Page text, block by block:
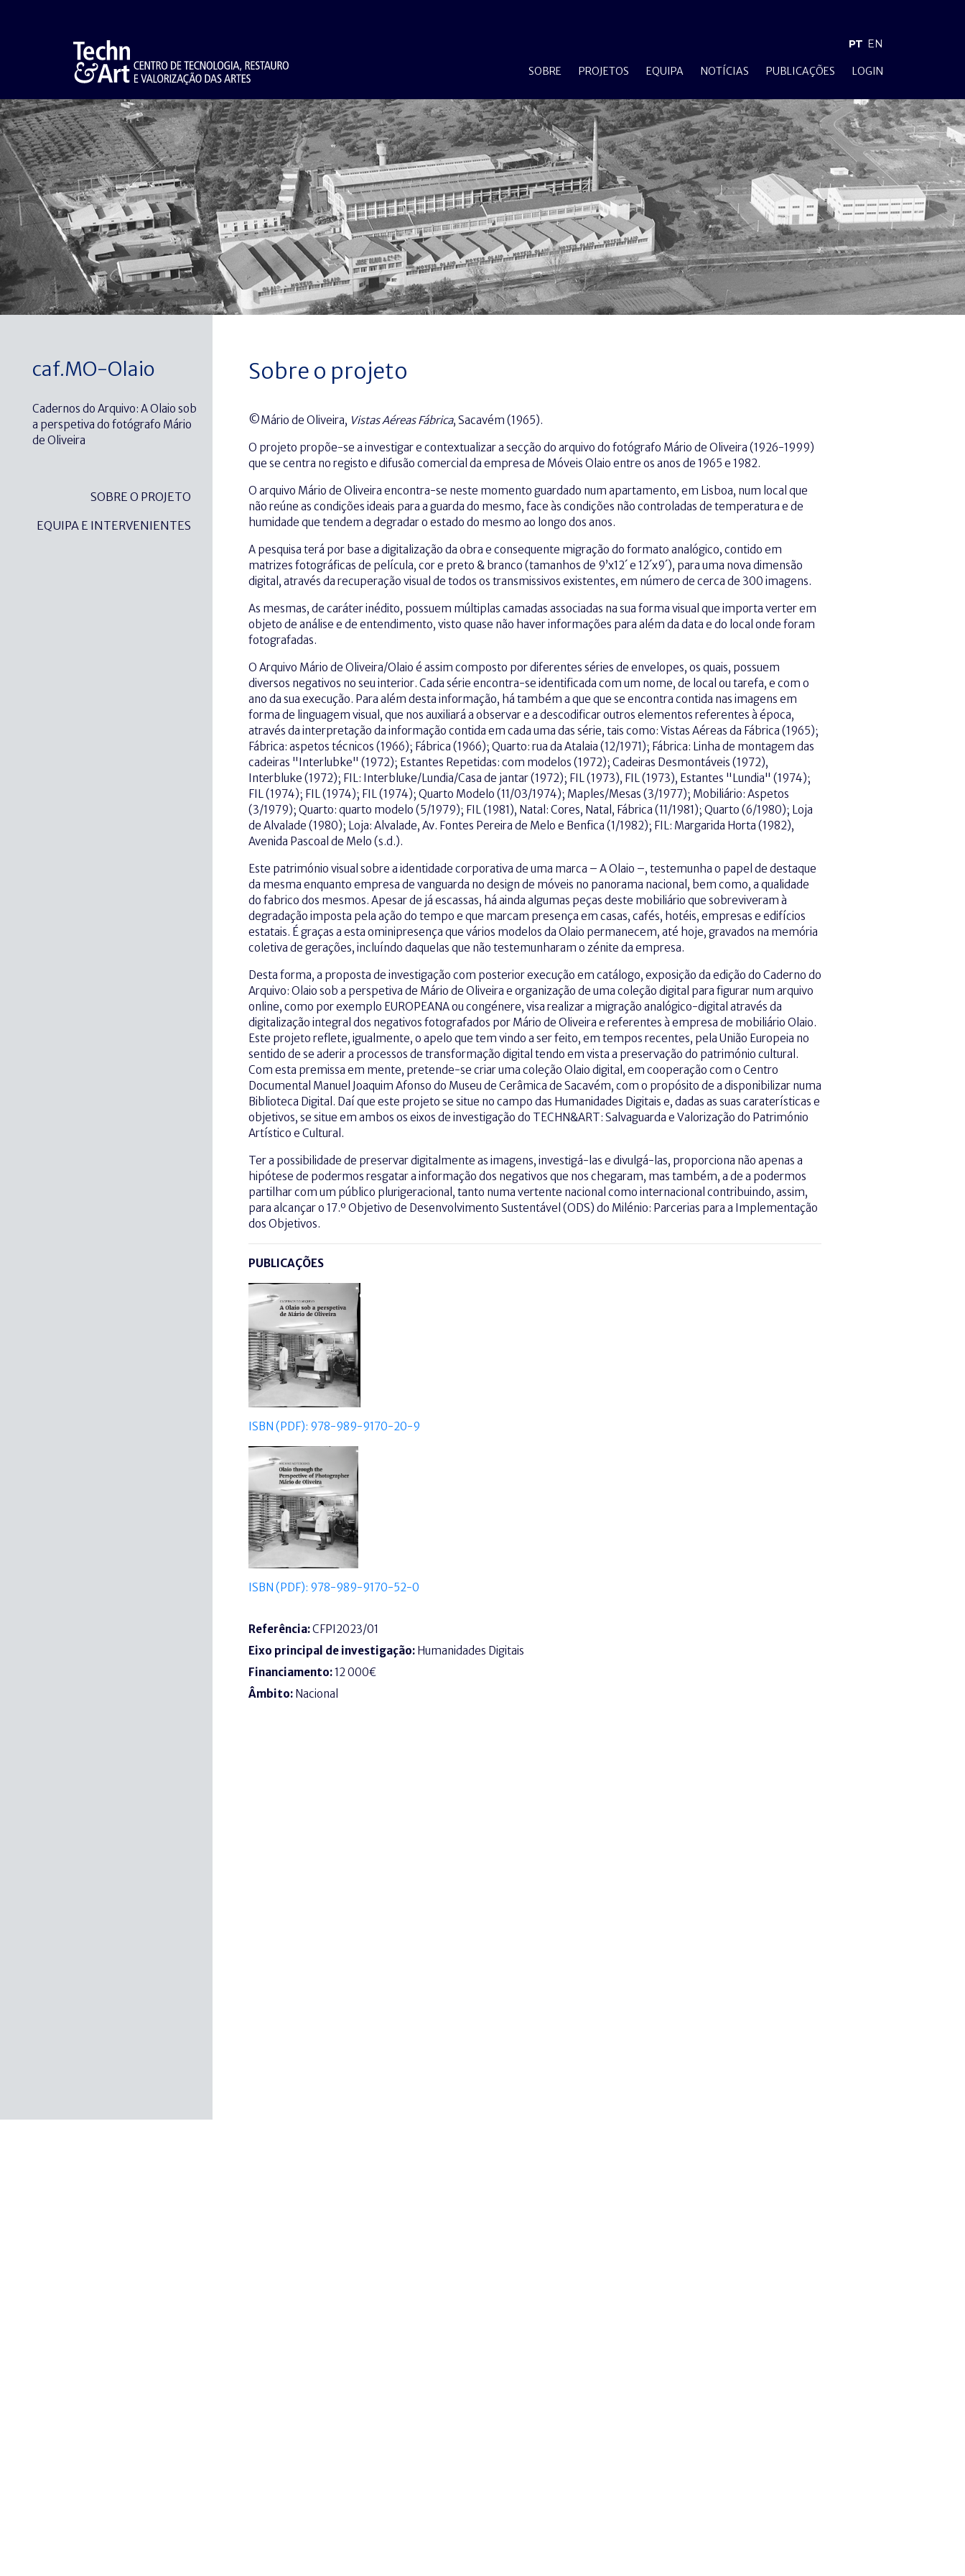
PT EN
SOBRE PROJETOS EQUIPA NOTÍCIAS PUBLICAÇÕES LOGIN
caf.MO-Olaio
Cadernos do Arquivo: A Olaio sob
a perspetiva do fotógrafo Mário
de Oliveira
SOBRE O PROJETO
EQUIPA E INTERVENIENTES
Sobre o projeto
©Mário de Oliveira, Vistas Aéreas Fábrica, Sacavém (1965).
O projeto propõe-se a investigar e contextualizar a secção do arquivo do fotógrafo Mário de Oliveira (1926-1999)
que se centra no registo e difusão comercial da empresa de Móveis Olaio entre os anos de 1965 e 1982.
O arquivo Mário de Oliveira encontra-se neste momento guardado num apartamento, em Lisboa, num local que
não reúne as condições ideais para a guarda do mesmo, face às condições não controladas de temperatura e de
humidade que tendem a degradar o estado do mesmo ao longo dos anos.
A pesquisa terá por base a digitalização da obra e consequente migração do formato analógico, contido em
matrizes fotográficas de película, cor e preto & branco (tamanhos de 9’x12´ e 12´x9´), para uma nova dimensão
digital, através da recuperação visual de todos os transmissivos existentes, em número de cerca de 300 imagens.
As mesmas, de caráter inédito, possuem múltiplas camadas associadas na sua forma visual que importa verter em
objeto de análise e de entendimento, visto quase não haver informações para além da data e do local onde foram
fotografadas.
O Arquivo Mário de Oliveira/Olaio é assim composto por diferentes séries de envelopes, os quais, possuem
diversos negativos no seu interior. Cada série encontra-se identificada com um nome, de local ou tarefa, e com o
ano da sua execução. Para além desta informação, há também a que que se encontra contida nas imagens em
forma de linguagem visual, que nos auxiliará a observar e a descodificar outros elementos referentes à época,
através da interpretação da informação contida em cada uma das série, tais como: Vistas Aéreas da Fábrica (1965);
Fábrica: aspetos técnicos (1966); Fábrica (1966); Quarto: rua da Atalaia (12/1971); Fábrica: Linha de montagem das
cadeiras "Interlubke" (1972); Estantes Repetidas: com modelos (1972); Cadeiras Desmontáveis (1972),
Interbluke (1972); FIL: Interbluke/Lundia/Casa de jantar (1972); FIL (1973), FIL (1973), Estantes "Lundia" (1974);
FIL (1974); FIL (1974); FIL (1974); Quarto Modelo (11/03/1974); Maples/Mesas (3/1977); Mobiliário: Aspetos
(3/1979); Quarto: quarto modelo (5/1979); FIL (1981), Natal: Cores, Natal, Fábrica (11/1981); Quarto (6/1980); Loja
de Alvalade (1980); Loja: Alvalade, Av. Fontes Pereira de Melo e Benfica (1/1982); FIL: Margarida Horta (1982),
Avenida Pascoal de Melo (s.d.).
Este património visual sobre a identidade corporativa de uma marca – A Olaio –, testemunha o papel de destaque
da mesma enquanto empresa de vanguarda no design de móveis no panorama nacional, bem como, a qualidade
do fabrico dos mesmos. Apesar de já escassas, há ainda algumas peças deste mobiliário que sobreviveram à
degradação imposta pela ação do tempo e que marcam presença em casas, cafés, hotéis, empresas e edifícios
estatais. É graças a esta ominipresença que vários modelos da Olaio permanecem, até hoje, gravados na memória
coletiva de gerações, incluíndo daquelas que não testemunharam o zénite da empresa.
Desta forma, a proposta de investigação com posterior execução em catálogo, exposição da edição do Caderno do
Arquivo: Olaio sob a perspetiva de Mário de Oliveira e organização de uma coleção digital para figurar num arquivo
online, como por exemplo EUROPEANA ou congénere, visa realizar a migração analógico-digital através da
digitalização integral dos negativos fotografados por Mário de Oliveira e referentes à empresa de mobiliário Olaio.
Este projeto reflete, igualmente, o apelo que tem vindo a ser feito, em tempos recentes, pela União Europeia no
sentido de se aderir a processos de transformação digital tendo em vista a preservação do património cultural.
Com esta premissa em mente, pretende-se criar uma coleção Olaio digital, em cooperação com o Centro
Documental Manuel Joaquim Afonso do Museu de Cerâmica de Sacavém, com o propósito de a disponibilizar numa
Biblioteca Digital. Daí que este projeto se situe no campo das Humanidades Digitais e, dadas as suas caraterísticas e
objetivos, se situe em ambos os eixos de investigação do TECHN&ART: Salvaguarda e Valorização do Património
Artístico e Cultural.
Ter a possibilidade de preservar digitalmente as imagens, investigá-las e divulgá-las, proporciona não apenas a
hipótese de podermos resgatar a informação dos negativos que nos chegaram, mas também, a de a podermos
partilhar com um público plurigeracional, tanto numa vertente nacional como internacional contribuindo, assim,
para alcançar o 17.º Objetivo de Desenvolvimento Sustentável (ODS) do Milénio: Parcerias para a Implementação
dos Objetivos.
PUBLICAÇÕES
ISBN (PDF): 978-989-9170-20-9
ISBN (PDF): 978-989-9170-52-0
Referência:CFPI2023/01
Eixo principal de investigação: Humanidades Digitais
Financiamento:12 000€
Âmbito: Nacional